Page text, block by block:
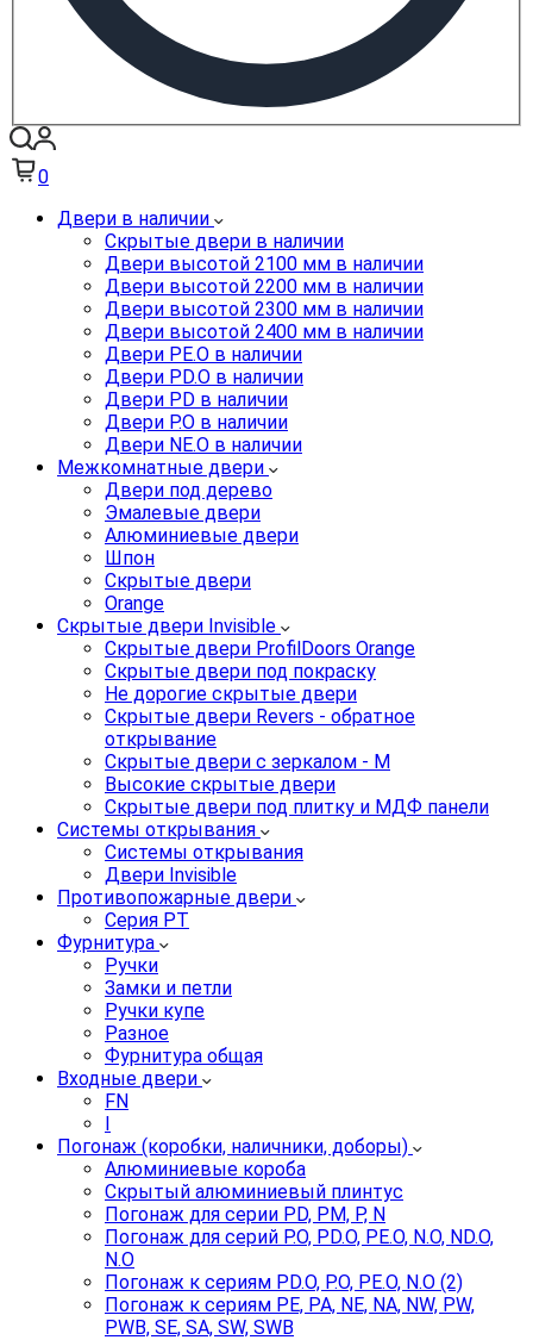
0
Двери в наличии
Скрытые двери в наличии
Двери высотой 2100 мм в наличии
Двери высотой 2200 мм в наличии
Двери высотой 2300 мм в наличии
Двери высотой 2400 мм в наличии
Двери PE.O в наличии
Двери PD.O в наличии
Двери PD в наличии
Двери P.O в наличии
Двери NE.O в наличии
Межкомнатные двери
Двери под дерево
Эмалевые двери
Алюминиевые двери
Шпон
Скрытые двери
Orange
Скрытые двери Invisible
Скрытые двери ProfilDoors Orange
Скрытые двери под покраску
Не дорогие скрытые двери
Скрытые двери Revers - обратное
открывание
Скрытые двери с зеркалом - M
Высокие скрытые двери
Скрытые двери под плитку и МДФ панели
Системы открывания
Системы открывания
Двери Invisible
Противопожарные двери
Серия PT
Фурнитура
Ручки
Замки и петли
Ручки купе
Разное
Фурнитура общая
Входные двери
FN
I
Погонаж (коробки, наличники, доборы)
Алюминиевые короба
Скрытый алюминиевый плинтус
Погонаж для серии PD, PM, P, N
Погонаж для серий P.O, PD.O, PE.O, N.O, ND.O,
N.O
Погонаж к сериям PD.O, P.O, PE.O, N.O (2)
Погонаж к сериям PE, PA, NE, NA, NW, PW,
PWB, SE, SA, SW, SWB